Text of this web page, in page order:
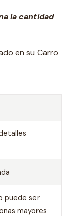
la cantidad
en su Carro
puede ser
mayores